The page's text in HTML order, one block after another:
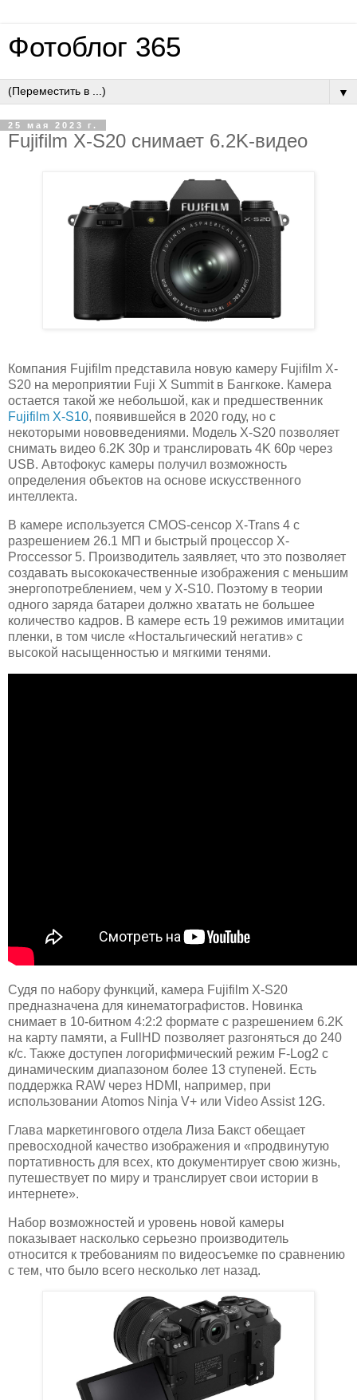
Фотоблог 365
▼
25 мая 2023 г.
Fujifilm X-S20 снимает 6.2K-видео
Компания Fujifilm представила новую камеру Fujifilm X-
S20 на мероприятии Fuji X Summit в Бангкоке. Камера
остается такой же небольшой, как и предшественник
Fujifilm X-S10, появившейся в 2020 году, но с
некоторыми нововведениями. Модель X-S20 позволяет
снимать видео 6.2K 30p и транслировать 4K 60p через
USB. Автофокус камеры получил возможность
определения объектов на основе искусственного
интеллекта.
В камере используется CMOS-сенсор X-Trans 4 с
разрешением 26.1 МП и быстрый процессор X-
Proccessor 5. Производитель заявляет, что это позволяет
создавать высококачественные изображения с меньшим
энергопотреблением, чем у X-S10. Поэтому в теории
одного заряда батареи должно хватать не большее
количество кадров. В камере есть 19 режимов имитации
пленки, в том числе «Ностальгический негатив» с
высокой насыщенностью и мягкими тенями.
Судя по набору функций, камера Fujifilm X-S20
предназначена для кинематографистов. Новинка
снимает в 10-битном 4:2:2 формате с разрешением 6.2K
на карту памяти, а FullHD позволяет разгоняться до 240
к/с. Также доступен логорифмический режим F-Log2 с
динамическим диапазоном более 13 ступеней. Есть
поддержка RAW через HDMI, например, при
использовании Atomos Ninja V+ или Video Assist 12G.
Глава маркетингового отдела Лиза Бакст обещает
превосходной качество изображения и «продвинутую
портативность для всех, кто документирует свою жизнь,
путешествует по миру и транслирует свои истории в
интернете».
Набор возможностей и уровень новой камеры
показывает насколько серьезно производитель
относится к требованиям по видеосъемке по сравнению
с тем, что было всего несколько лет назад.